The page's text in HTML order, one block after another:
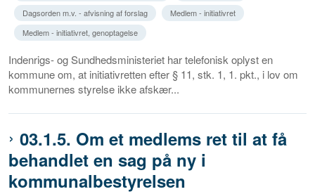
Dagsorden m.v. - afvisning af forslag
Medlem - initiativret
Medlem - initiativret, genoptagelse
Indenrigs- og Sundhedsministeriet har telefonisk oplyst en
kommune om, at initiativretten efter § 11, stk. 1, 1. pkt., i lov om
kommunernes styrelse ikke afskær...
03.1.5. Om et medlems ret til at få
behandlet en sag på ny i
kommunalbestyrelsen